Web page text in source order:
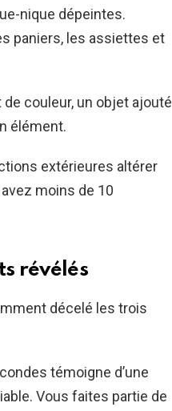
nique dépeintes.
paniers, les assiettes et
couleur, un objet ajouté
élément.
extérieures altérer
moins de 10
révélés
décelé les trois
témoigne d’une
Vous faites partie de